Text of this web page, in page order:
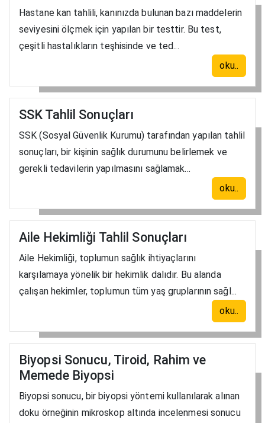
Hastane kan tahlili, kanınızda bulunan bazı maddelerin
seviyesini ölçmek için yapılan bir testtir. Bu test,
çeşitli hastalıkların teşhisinde ve ted...
oku..
SSK Tahlil Sonuçları
SSK (Sosyal Güvenlik Kurumu) tarafından yapılan tahlil
sonuçları, bir kişinin sağlık durumunu belirlemek ve
gerekli tedavilerin yapılmasını sağlamak...
oku..
Aile Hekimliği Tahlil Sonuçları
Aile Hekimliği, toplumun sağlık ihtiyaçlarını
karşılamaya yönelik bir hekimlik dalıdır. Bu alanda
çalışan hekimler, toplumun tüm yaş gruplarının sağl...
oku..
Biyopsi Sonucu, Tiroid, Rahim ve
Memede Biyopsi
Biyopsi sonucu, bir biyopsi yöntemi kullanılarak alınan
doku örneğinin mikroskop altında incelenmesi sonucu